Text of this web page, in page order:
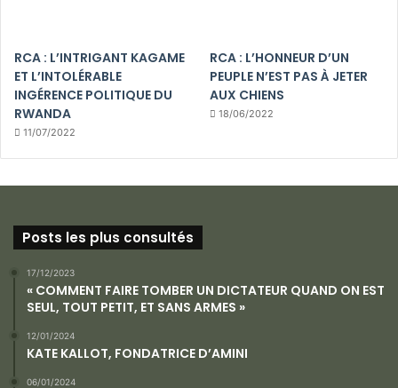
RCA : L’INTRIGANT KAGAME
ET L’INTOLÉRABLE
INGÉRENCE POLITIQUE DU
RWANDA
11/07/2022
RCA : L’HONNEUR D’UN
PEUPLE N’EST PAS À JETER
AUX CHIENS
18/06/2022
Posts les plus consultés
17/12/2023
« COMMENT FAIRE TOMBER UN DICTATEUR QUAND ON EST
SEUL, TOUT PETIT, ET SANS ARMES »
12/01/2024
KATE KALLOT, FONDATRICE D’AMINI
06/01/2024